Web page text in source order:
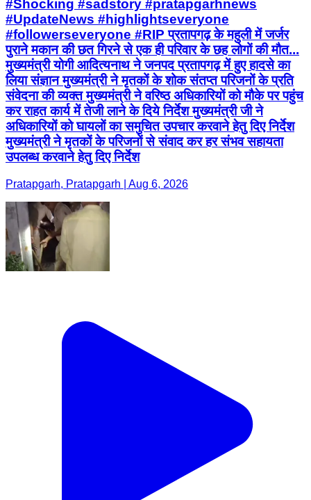
#Shocking #sadstory #pratapgarhnews
#UpdateNews #highlightseveryone
#followerseveryone #RIP प्रतापगढ़ के महुली में जर्जर
पुराने मकान की छत गिरने से एक ही परिवार के छह लोगों की मौत...
मुख्यमंत्री योगी आदित्यनाथ ने जनपद प्रतापगढ़ में हुए हादसे का
लिया संज्ञान मुख्यमंत्री ने मृतकों के शोक संतप्त परिजनों के प्रति
संवेदना की व्यक्त मुख्यमंत्री ने वरिष्ठ अधिकारियों को मौके पर पहुंच
कर राहत कार्य में तेजी लाने के दिये निर्देश मुख्यमंत्री जी ने
अधिकारियों को घायलों का समुचित उपचार करवाने हेतु दिए निर्देश
मुख्यमंत्री ने मृतकों के परिजनों से संवाद कर हर संभव सहायता
उपलब्ध करवाने हेतु दिए निर्देश
Pratapgarh, Pratapgarh | Aug 6, 2026